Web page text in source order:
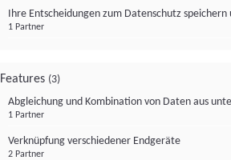
Ihre Entscheidungen zum Datenschutz
1 Partner
Features (3)
Abgleichung und Kombination von Daten aus
1 Partner
Verknüpfung verschiedener Endgeräte
2 Partner